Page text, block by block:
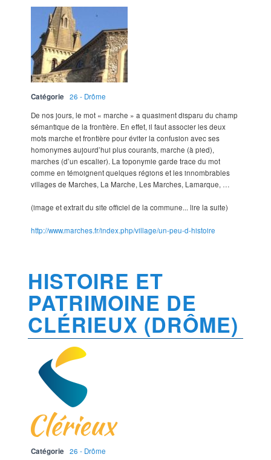
Catégorie
26 - Drôme
De nos jours, le mot « marche » a quasiment disparu du champ
sémantique de la frontière. En effet, il faut associer les deux
mots marche et frontière pour éviter la confusion avec ses
homonymes aujourd’hui plus courants, marche (à pied),
marches (d’un escalier). La toponymie garde trace du mot
comme en témoignent quelques régions et les innombrables
villages de Marches, La Marche, Les Marches, Lamarque, …
(image et extrait du site officiel de la commune... lire la suite)
http://www.marches.fr/index.php/village/un-peu-d-histoire
HISTOIRE ET
PATRIMOINE DE
CLÉRIEUX (DRÔME)
Catégorie
26 - Drôme